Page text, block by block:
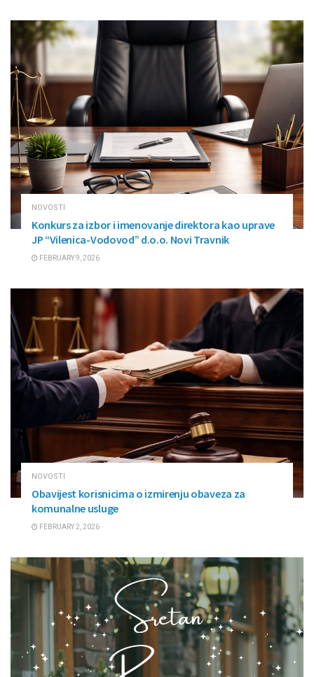
NOVOSTI
Konkurs za izbor i imenovanje direktora kao uprave
JP “Vilenica-Vodovod” d.o.o. Novi Travnik
FEBRUARY 9, 2026
NOVOSTI
Obavijest korisnicima o izmirenju obaveza za
komunalne usluge
FEBRUARY 2, 2026